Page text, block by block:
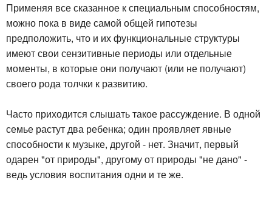
Применяя все сказанное к специальным способностям,
можно пока в виде самой общей гипотезы
предположить, что и их функциональные структуры
имеют свои сензитивные периоды или отдельные
моменты, в которые они получают (или не получают)
своего рода толчки к развитию.
Часто приходится слышать такое рассуждение. В одной
семье растут два ребенка; один проявляет явные
способности к музыке, другой - нет. Значит, первый
одарен "от природы", другому от природы "не дано" -
ведь условия воспитания одни и те же.